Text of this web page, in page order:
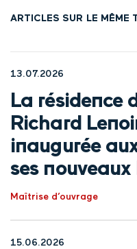
ARTICLES SUR LE MÊME
13.07.2026
La résidence
Richard
inaugurée
ses
Maîtrise d’ouvrage
15.06.2026